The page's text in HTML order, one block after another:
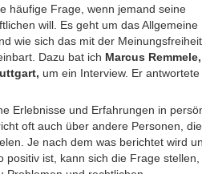
häufige Frage, wenn jemand seine
will. Es geht um das Allgemeine
wie sich das mit der
Dazu bat ich Marcus Remmele,
um ein Interview. Er
Erlebnisse und Erfahrungen in
oft auch über andere Personen,
Je nach dem was berichtet wird
positiv ist, kann sich die Frage